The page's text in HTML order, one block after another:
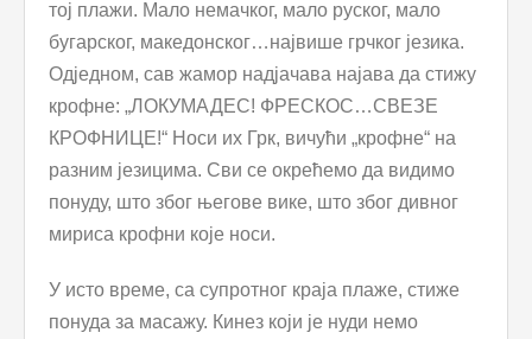
тој плажи. Мало немачког, мало руског, мало
бугарског, македонског…највише грчког језика.
Одједном, сав жамор надјачава најава да стижу
крофне: „ЛОКУМАДЕС! ФРЕСКОС…СВЕЗЕ
КРОФНИЦЕ!“ Носи их Грк, вичући „крофне“ на
разним језицима. Сви се окрећемо да видимо
понуду, што због његове вике, што због дивног
мириса крофни које носи.
У исто време, са супротног краја плаже, стиже
понуда за масажу. Кинез који је нуди немо